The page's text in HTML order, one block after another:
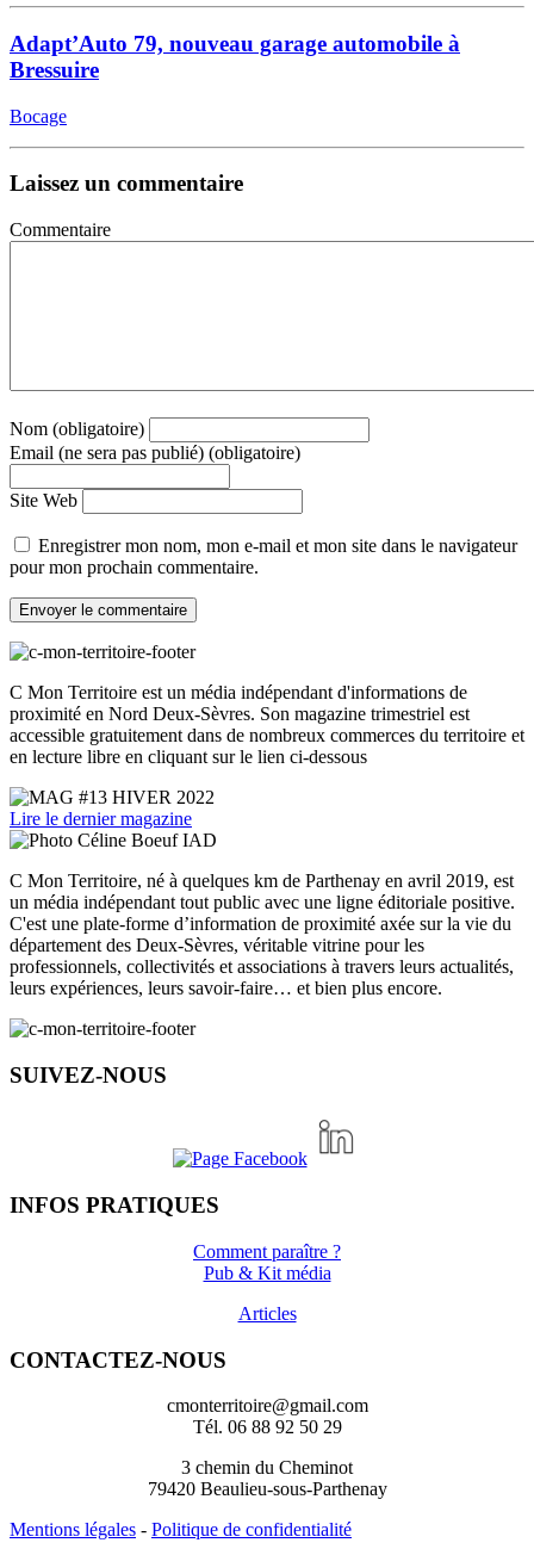
Adapt’Auto 79, nouveau garage automobile à
Bressuire
Bocage
Laissez un commentaire
Commentaire
Nom (obligatoire)
Email (ne sera pas publié) (obligatoire)
Site Web
Enregistrer mon nom, mon e-mail et mon site dans le navigateur
pour mon prochain commentaire.
C Mon Territoire est un média indépendant d'informations de
proximité en Nord Deux-Sèvres. Son magazine trimestriel est
accessible gratuitement dans de nombreux commerces du territoire et
en lecture libre en cliquant sur le lien ci-dessous
Lire le dernier magazine
C Mon Territoire, né à quelques km de Parthenay en avril 2019, est
un média indépendant tout public avec une ligne éditoriale positive.
C'est une plate-forme d’information de proximité axée sur la vie du
département des Deux-Sèvres, véritable vitrine pour les
professionnels, collectivités et associations à travers leurs actualités,
leurs expériences, leurs savoir-faire… et bien plus encore.
SUIVEZ-NOUS
INFOS PRATIQUES
Comment paraître ?
Pub & Kit média
Articles
CONTACTEZ-NOUS
cmonterritoire@gmail.com
Tél. 06 88 92 50 29
3 chemin du Cheminot
79420 Beaulieu-sous-Parthenay
Mentions légales - Politique de confidentialité